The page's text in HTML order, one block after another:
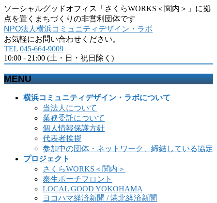
ソーシャルグッドオフィス「さくらWORKS＜関内＞」に拠
点を置くまちづくりの非営利団体です
NPO法人横浜コミュニティデザイン・ラボ
お気軽にお問い合わせください。
TEL 045-664-9009
10:00 - 21:00 (土・日・祝日除く)
MENU
横浜コミュニティデザイン・ラボについて
当法人について
業務委託について
個人情報保護方針
代表者挨拶
参加中の団体・ネットワーク、締結している協定
プロジェクト
さくらWORKS＜関内＞
泰生ポーチフロント
LOCAL GOOD YOKOHAMA
ヨコハマ経済新聞 / 港北経済新聞